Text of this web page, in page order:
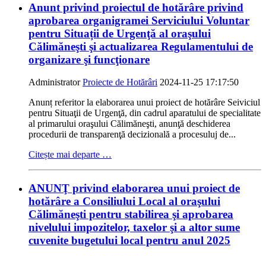
Anunt privind proiectul de hotărâre privind
aprobarea organigramei Serviciului Voluntar
pentru Situații de Urgenţă al oraşului
Călimăneşti şi actualizarea Regulamentului de
organizare şi funcţionare
AdministratorProiecte de Hotărâri 2024-11-25 17:17:50
Anunț referitor la elaborarea unui proiect de hotărâre Seiviciul
pentru Situaţii de Urgenţă, din cadrul aparatului de specialitate
al primarului oraşului Călimăneşti, anunţă deschiderea
procedurii de transparenţă decizională a procesuluj de...
Citește mai departe …
ANUNŢ privind elaborarea unui proiect de
hotărâre a Consiliului Local al oraşului
Călimăneşti pentru stabilirea şi aprobarea
nivelului impozitelor, taxelor şi a altor sume
cuvenite bugetului local pentru anul 2025